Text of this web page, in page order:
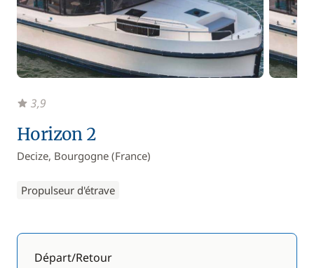
Horizon 2
Decize, Bourgogne (France)
Propulseur d'étrave
3,9
Départ/Retour